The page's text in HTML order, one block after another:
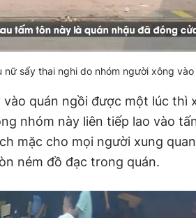
sẩy thai nghi do nhóm người xông
quán ngồi được một lúc thì
nhóm này liên tiếp lao vào
mặc cho mọi người xung
ném đồ đạc trong quán.